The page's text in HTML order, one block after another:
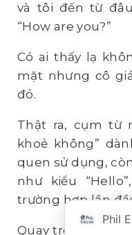
và tôi đến từ
“How are you?”
Có ai thấy lạ
mặt nhưng cô
đó.
Thật ra, cụm từ
khoẻ không”
quen sử dụng,
như kiểu
trường hợp lần
Quay trở lại giờ
Phil